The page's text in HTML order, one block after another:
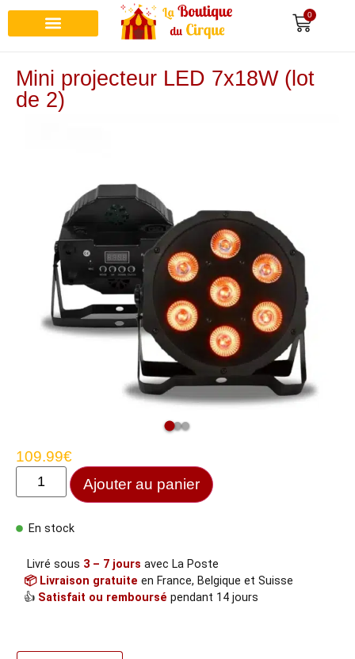
0
Mini projecteur LED 7x18W (lot
de 2)
109.99€
Ajouter au panier
En stock
Livré sous 3 – 7 jours avec La Poste
📦 Livraison gratuite en France, Belgique et Suisse
👍 Satisfait ou remboursé pendant 14 jours